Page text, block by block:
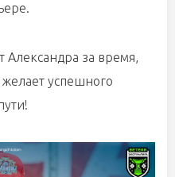
Александра за время,
успешного